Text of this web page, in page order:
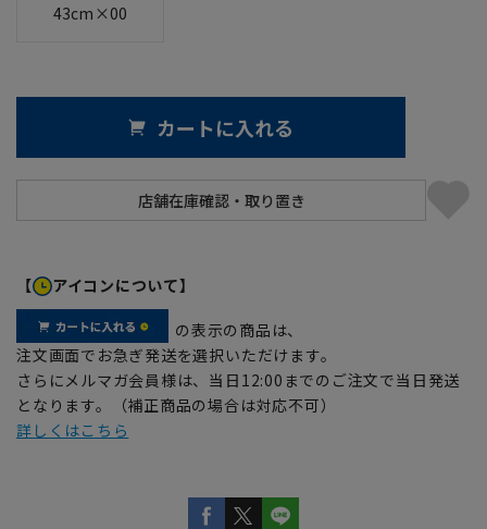
43cm×00
カートに入れる
【 アイコンについて】
の表示の商品は、
注文画面でお急ぎ発送を選択いただけます。
さらにメルマガ会員様は、当日12:00までのご注文で当日発送
となります。（補正商品の場合は対応不可）
詳しくはこちら